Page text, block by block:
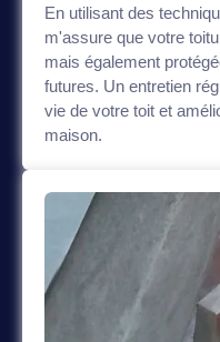
En utilisant des
m'assure que votre
mais également
futures. Un entretien
vie de votre toit et
maison.